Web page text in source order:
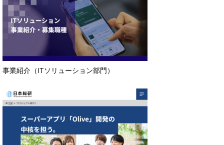
事業紹介（ITソリューション部門）